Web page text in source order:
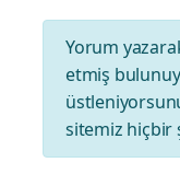
Yorum
etmiş
sitemiz hiçbir